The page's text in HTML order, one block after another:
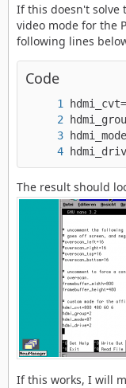
If this doesn't solve
video mode for the
following lines
Code
The result should
If this works, I will